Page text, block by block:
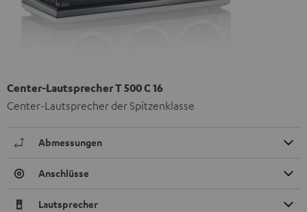
Center-Lautsprecher T 500 C 16
Center-Lautsprecher der Spitzenklasse
Abmessungen
Anschlüsse
Lautsprecher